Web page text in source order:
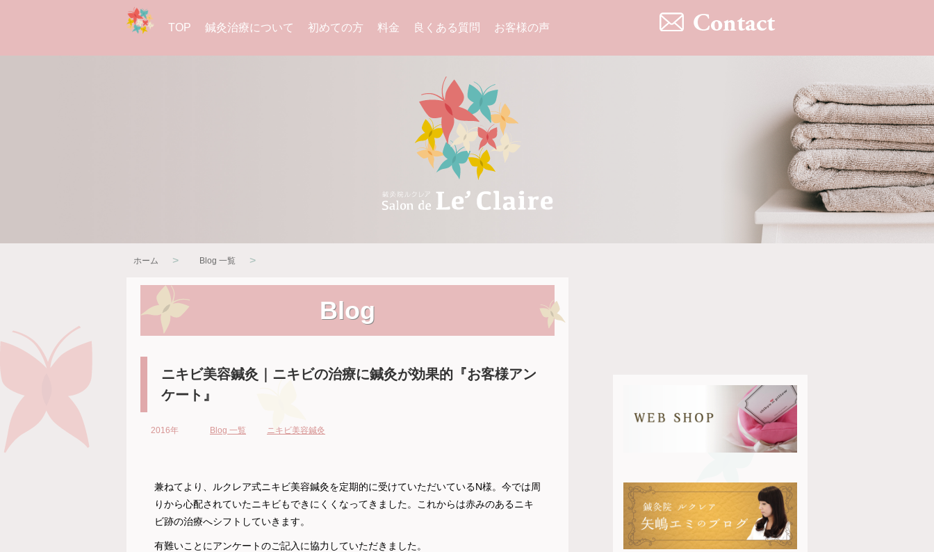
TOP 鍼灸治療について 初めての方 料金 良くある質問 お客様の声
ホーム > Blog 一覧 >
Blog
ニキビ美容鍼灸｜ニキビの治療に鍼灸が効果的『お客様アン
ケート』
2016年 Blog 一覧 ニキビ美容鍼灸
兼ねてより、ルクレア式ニキビ美容鍼灸を定期的に受けていただいているN様。今では周
りから心配されていたニキビもできにくくなってきました。これからは赤みのあるニキ
ビ跡の治療へシフトしていきます。
有難いことにアンケートのご記入に協力していただきました。